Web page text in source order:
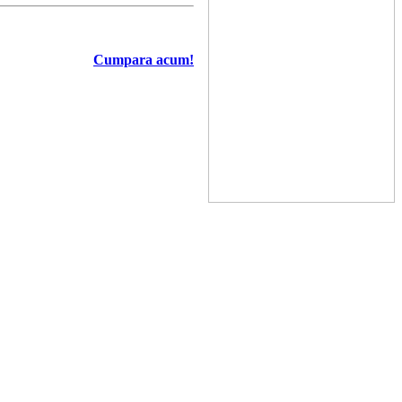
Cumpara acum!